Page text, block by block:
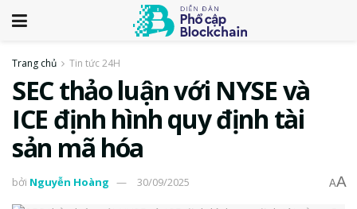
Trang chủ Tin tức 24H
SEC thảo luận với NYSE và
ICE định hình quy định tài
sản mã hóa
bởi Nguyễn Hoàng 30/09/2025 AA